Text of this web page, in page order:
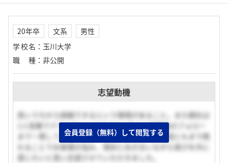
20年卒 文系
男性
学校名 ： 玉川大学
職種 ： 非公開
志望動機
若いうちから挑戦できるという環境があること。また御社は
1人営業でクライアントのアプローチから掲載後のフォロー
まで一貫してお客様に携わることができる。経営にもまで携
わることでお客様の悩み、現状と向き合いながら喜びを共に
感じたいと思い志望させていただきました。
会員登録（無料）して閲覧する